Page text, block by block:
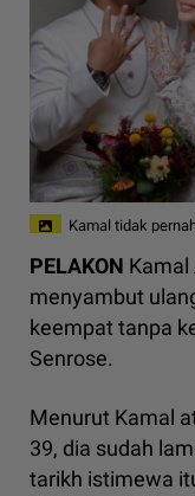
Kamal tidak
PELAKON Kamal
menyambut
keempat tanpa
Senrose.
Menurut Kamal
39, dia sudah
tarikh istimewa